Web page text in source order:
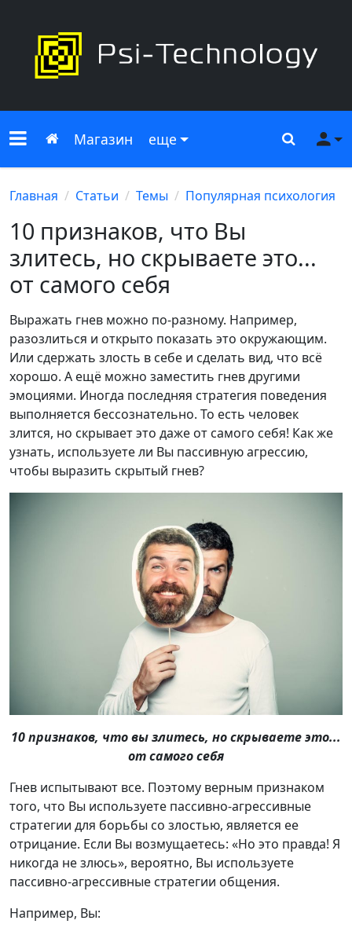
Меню сайта
Главная
Магазин еще Поиск
Главная Статьи Темы Популярная психология
10 признаков, что Вы
злитесь, но скрываете это...
от самого себя
Выражать гнев можно по-разному. Например,
разозлиться и открыто показать это окружающим.
Или сдержать злость в себе и сделать вид, что всё
хорошо. А ещё можно заместить гнев другими
эмоциями. Иногда последняя стратегия поведения
выполняется бессознательно. То есть человек
злится, но скрывает это даже от самого себя! Как же
узнать, используете ли Вы пассивную агрессию,
чтобы выразить скрытый гнев?
10 признаков, что вы злитесь, но скрываете это...
от самого себя
Гнев испытывают все. Поэтому верным признаком
того, что Вы используете пассивно-агрессивные
стратегии для борьбы со злостью, является ее
отрицание. Если Вы возмущаетесь: «Но это правда! Я
никогда не злюсь», вероятно, Вы используете
пассивно-агрессивные стратегии общения.
Например, Вы: